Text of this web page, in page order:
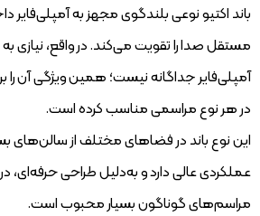
باند اکتیو نوعی بلندگوی مجهز به
مستقل صدا را تقویت می‌کند. در واقع، نیازی
آمپلی‌فایر جداگانه نیست؛ همین ویژگی آن را
در هر نوع مراسمی مناسب کرده است.
این نوع باند در فضاهای مختلف از سالن‌های
عملکردی عالی دارد و به‌دلیل طراحی حرفه‌ای، در
مراسم‌های گوناگون بسیار محبوب است.